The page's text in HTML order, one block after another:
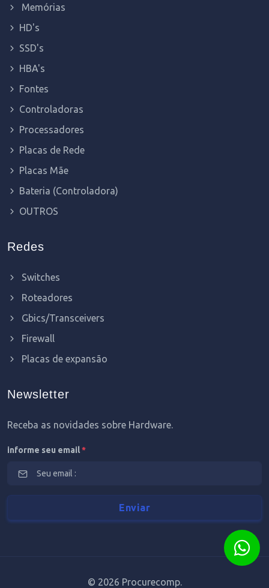
Memórias
HD's
SSD's
HBA's
Fontes
Controladoras
Processadores
Placas de Rede
Placas Mãe
Bateria (Controladora)
OUTROS
Redes
Switches
Roteadores
Gbics/Transceivers
Firewall
Placas de expansão
Newsletter
Receba as novidades sobre Hardware.
informe seu email*
© 2026 Procurecomp.